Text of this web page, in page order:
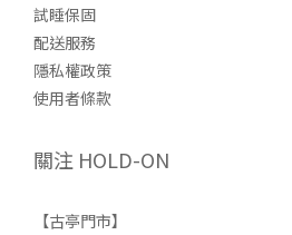
試睡保固
配送服務
隱私權政策
使用者條款
關注 HOLD-ON
【古亭門市】